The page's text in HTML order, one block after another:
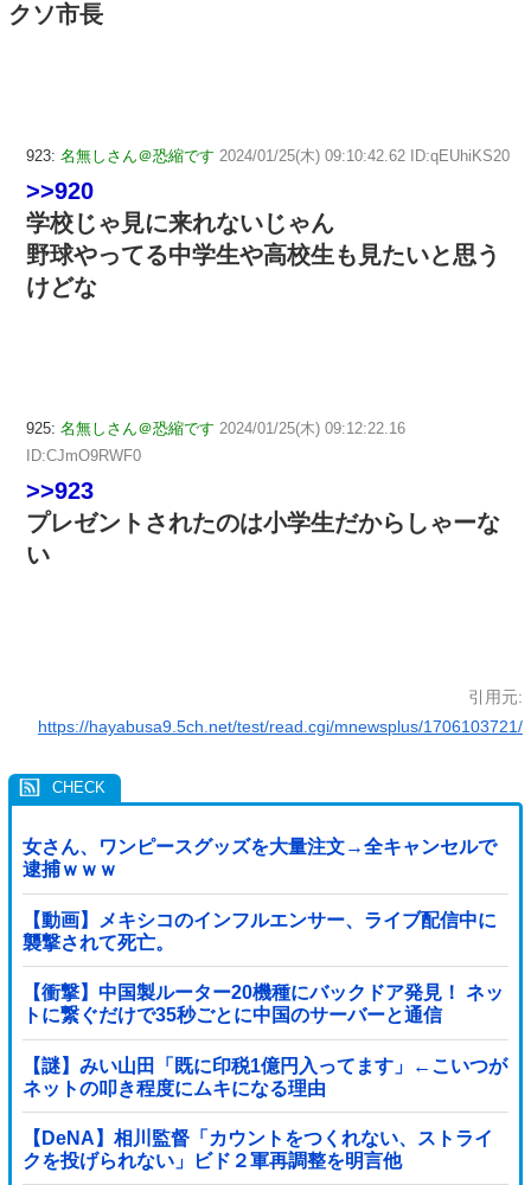
クソ市長
923: 名無しさん＠恐縮です 2024/01/25(木) 09:10:42.62 ID:qEUhiKS20
>>920
学校じゃ見に来れないじゃん
野球やってる中学生や高校生も見たいと思う
けどな
925: 名無しさん＠恐縮です 2024/01/25(木) 09:12:22.16
ID:CJmO9RWF0
>>923
プレゼントされたのは小学生だからしゃーな
い
引用元:
https://hayabusa9.5ch.net/test/read.cgi/mnewsplus/1706103721/
女さん、ワンピースグッズを大量注文→全キャンセルで
逮捕ｗｗｗ
【動画】メキシコのインフルエンサー、ライブ配信中に
襲撃されて死亡。
【衝撃】中国製ルーター20機種にバックドア発見！ ネッ
トに繋ぐだけで35秒ごとに中国のサーバーと通信
【謎】みい山田「既に印税1億円入ってます」←こいつが
ネットの叩き程度にムキになる理由
【DeNA】相川監督「カウントをつくれない、ストライ
クを投げられない」ビド２軍再調整を明言他